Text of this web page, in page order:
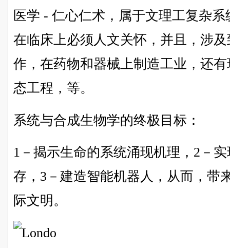
医学 - 仁心仁术，属于文理工复杂
在临床上必须人文关怀，并且，涉
作，在药物和器械上制造工业，还
态工程，等。
系统与合成生物学的终极目标：
1－揭示生命的系统涌现机理，2－
存，3－建造智能机器人，从而，带
际文明。